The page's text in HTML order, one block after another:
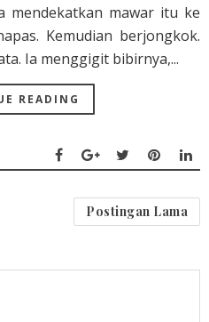
mendekatkan mawar itu ke
Kemudian berjongkok.
Ia menggigit bibirnya,...
READING
Postingan Lama